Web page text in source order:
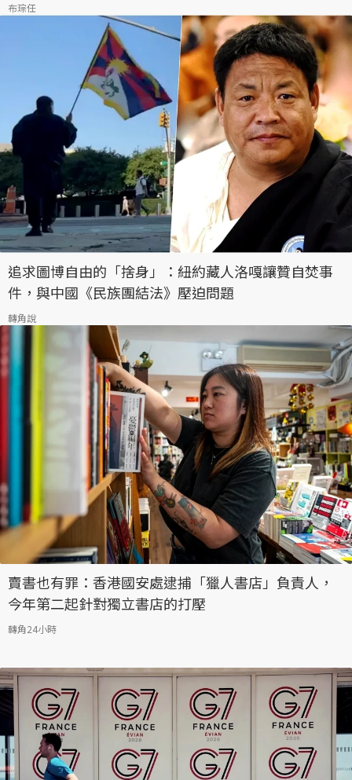
布琮任
追求圖博自由的「捨身」：紐約藏人洛嘎讓贊自焚事
件，與中國《民族團結法》壓迫問題
轉角說
賣書也有罪：香港國安處逮捕「獵人書店」負責人，
今年第二起針對獨立書店的打壓
轉角24小時